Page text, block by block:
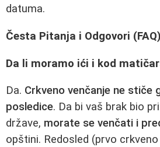
datuma.
Česta Pitanja i Odgovori (FAQ)
Da li moramo ići i kod
Da. Crkveno venčanje ne stiče
posledice. Da bi vaš brak bio
države, morate se venčati i
opštini. Redosled (prvo